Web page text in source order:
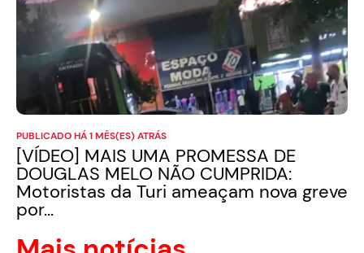
PUBLICADO HÁ 1 MÊS(ES) ATRÁS
[VÍDEO] MAIS UMA PROMESSA DE
DOUGLAS MELO NÃO CUMPRIDA:
Motoristas da Turi ameaçam nova greve
por...